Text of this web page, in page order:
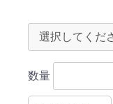
数量